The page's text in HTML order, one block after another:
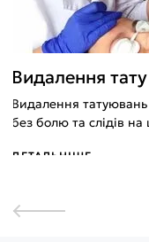
Видалення
Видалення
без болю та слідів на
ДЕТАЛЬНІШЕ